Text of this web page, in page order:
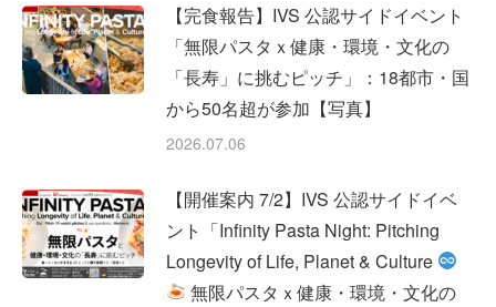
【完食報告】IVS 公認サイドイベント
「無限パスタｘ健康・環境・文化の
「長寿」に挑むピッチ」：18都市・国
から50名超が参加【写真】
2026.07.06
【開催案内 7/2】IVS 公認サイドイベ
ント「Infinity Pasta Night: Pitching
Longevity of Life, Planet & Culture
無限パスタｘ健康・環境・文化の